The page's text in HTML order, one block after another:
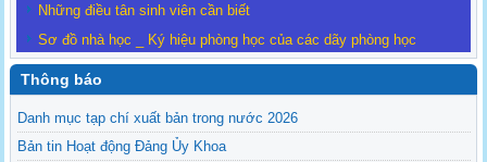
Những điều tân sinh viên cần biết
Sơ đồ nhà học _ Ký hiệu phòng học của các dãy phòng học
Thông báo
Danh mục tạp chí xuất bản trong nước 2026
Bản tin Hoạt động Đảng Ủy Khoa